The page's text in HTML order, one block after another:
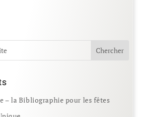
– la Bibliographie pour les fêtes